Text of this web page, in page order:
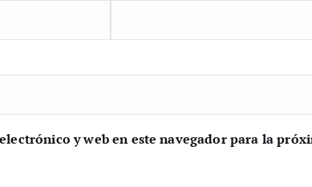
y web en este navegador para la